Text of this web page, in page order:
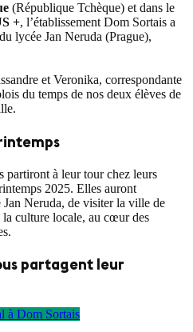
(République Tchèque) et dans le
+, l’établissement Dom Sortais a
lycée Jan Neruda (Prague),
et Veronika, correspondante
du temps de nos deux élèves de
partiront à leur tour chez leurs
2025. Elles auront
Neruda, de visiter la ville de
la culture locale, au cœur des
partagent leur
à Dom Sortais